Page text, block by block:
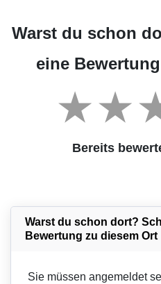
Warst du schon
eine
Bereits
Warst du schon dort?
Bewertung zu diesem Ort
Sie müssen angemeldet